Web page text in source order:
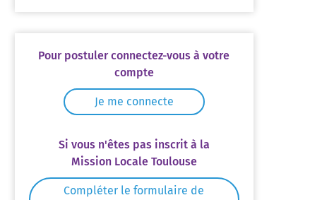
Pour postuler connectez-vous à votre
compte
Je me connecte
Si vous n'êtes pas inscrit à la
Mission Locale Toulouse
Compléter le formulaire de